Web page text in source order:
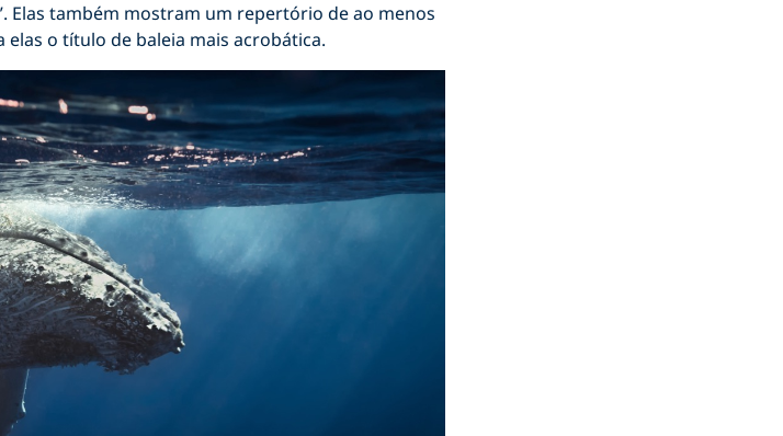
Elas também mostram um repertório de ao menos
o título de baleia mais acrobática.